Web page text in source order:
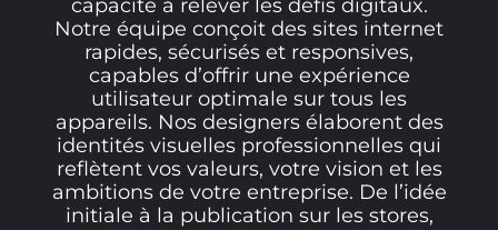
capacité à relever les défis digitaux.
Notre équipe conçoit des sites internet
rapides, sécurisés et responsives,
capables d’offrir une expérience
utilisateur optimale sur tous les
appareils. Nos designers élaborent des
identités visuelles professionnelles qui
reflètent vos valeurs, votre vision et les
ambitions de votre entreprise. De l’idée
initiale à la publication sur les stores,